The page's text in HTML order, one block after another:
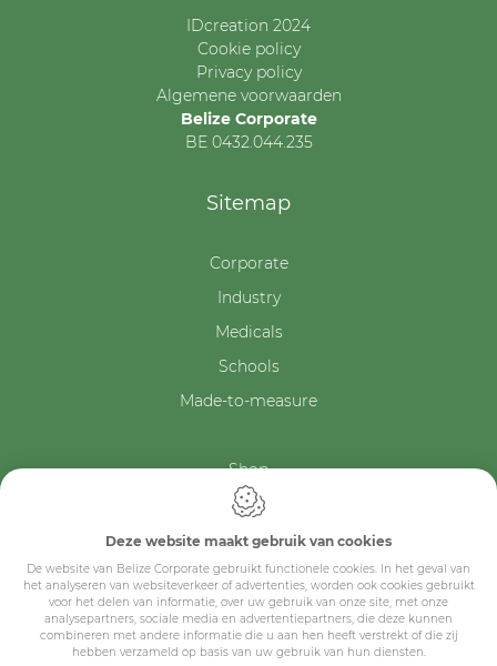
IDcreation 2024
Cookie policy
Privacy policy
Algemene voorwaarden
Belize Corporate
BE 0432.044.235
Sitemap
Corporate
Industry
Medicals
Schools
Made-to-measure
Shop
Contact
Deze website maakt gebruik van cookies
De website van Belize Corporate gebruikt functionele cookies. In het geval van
het analyseren van websiteverkeer of advertenties, worden ook cookies gebruikt
voor het delen van informatie, over uw gebruik van onze site, met onze
analysepartners, sociale media en advertentiepartners, die deze kunnen
combineren met andere informatie die u aan hen heeft verstrekt of die zij
hebben verzameld op basis van uw gebruik van hun diensten.